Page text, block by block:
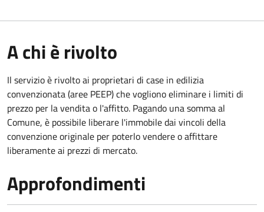
A chi è rivolto
Il servizio è rivolto ai proprietari di case in edilizia
convenzionata (aree PEEP) che vogliono eliminare i limiti di
prezzo per la vendita o l'affitto. Pagando una somma al
Comune, è possibile liberare l'immobile dai vincoli della
convenzione originale per poterlo vendere o affittare
liberamente ai prezzi di mercato.
Approfondimenti